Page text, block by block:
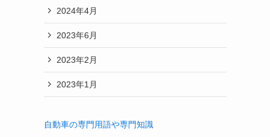
2024年4月
2023年6月
2023年2月
2023年1月
自動車の専門用語や専門知識